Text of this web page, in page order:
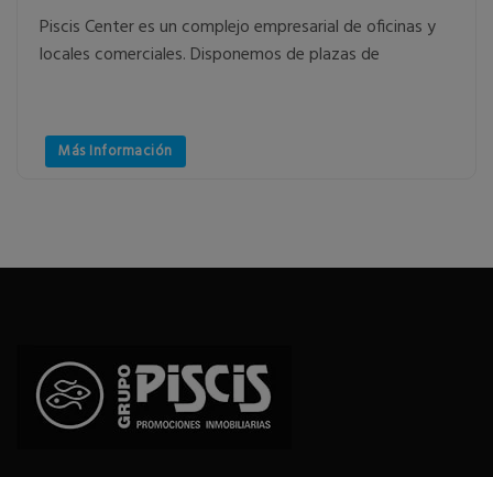
Piscis Center es un complejo empresarial de oficinas y
locales comerciales. Disponemos de plazas de
Más Información